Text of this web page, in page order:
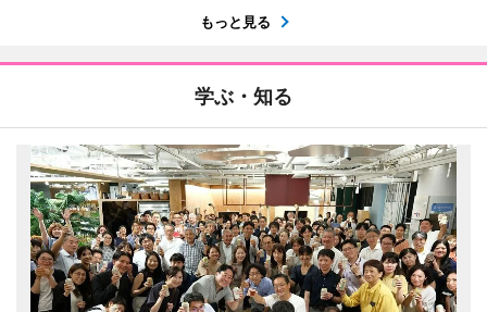
もっと見る
学ぶ・知る